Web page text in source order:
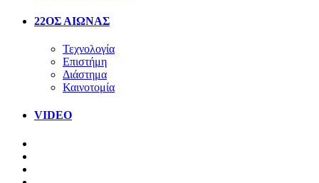
22ΟΣ ΑΙΩΝΑΣ
Τεχνολογία
Επιστήμη
Διάστημα
Καινοτομία
VIDEO